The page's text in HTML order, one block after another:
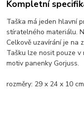
Kompletní
Taška má jeden hlavní
stíratelného materiálu.
Celkově uzavírání je na
Tašku lze nosit pouze v
motiv panenky Gorjuss.
rozměry: 29 x 24 x 10 cm